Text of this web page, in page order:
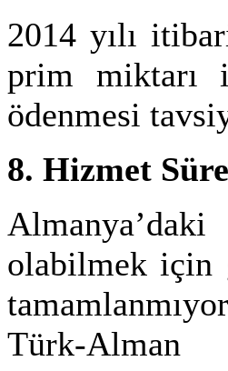
2014 yılı
prim miktarı
ödenmesi
8. Hizmet
olabilmek için
Türk-Alman